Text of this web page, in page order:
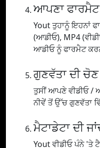
ਆਪਣਾ
Yout ਤੁਹਾਨੂੰ ਇਹਨਾਂ
(ਆਡੀਓ), MP4
ਆਡੀਓ ਨੂੰ ਫਾਰਮੈਟ
ਗੁਣਵੱਤਾ ਦੀ
ਤੁਸੀਂ ਆਪਣੇ ਵੀਡੀਓ /
ਨੀਵੇਂ ਤੋਂ ਉੱਚ ਗੁਣਵੱਤਾ
ਮੈਟਾਡੇਟਾ ਦੀ
Yout ਵੀਡੀਓ ਪੰਨੇ